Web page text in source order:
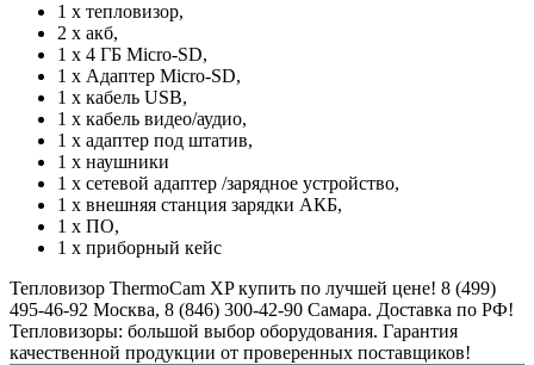
1 x тепловизор,
2 x акб,
1 x 4 ГБ Micro-SD,
1 x Адаптер Micro-SD,
1 x кабель USB,
1 x кабель видео/аудио,
1 x адаптер под штатив,
1 x наушники
1 x сетевой адаптер /зарядное устройство,
1 x внешняя станция зарядки АКБ,
1 x ПО,
1 x приборный кейс
Тепловизор ThermoCam XP купить по лучшей цене! 8 (499)
495-46-92 Москва, 8 (846) 300-42-90 Самара. Доставка по РФ!
Тепловизоры: большой выбор оборудования. Гарантия
качественной продукции от проверенных поставщиков!